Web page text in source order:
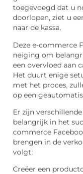
toegevoegd dat u
doorlopen, ziet u
naar de kassa.
Deze e-commerce
neiging om
een overvloed aan
Het duurt enige
met het proces,
op een
Er zijn
belangrijk in het
commerce
brengen in de
volgt:
Creëer een